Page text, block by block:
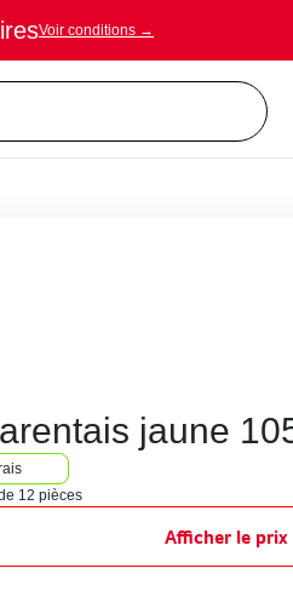
Voir conditions →
jaune
12 pièces
Afficher le prix